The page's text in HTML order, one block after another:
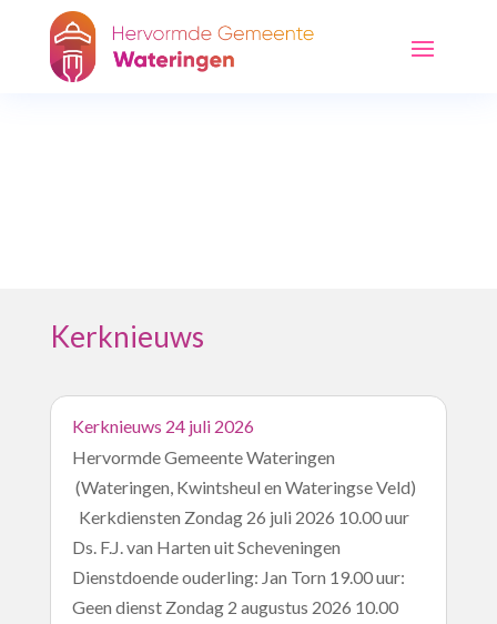
Kerknieuws
Kerknieuws 24 juli 2026
Hervormde Gemeente Wateringen
(Wateringen, Kwintsheul en Wateringse Veld)
Kerkdiensten Zondag 26 juli 2026 10.00 uur
Ds. F.J. van Harten uit Scheveningen
Dienstdoende ouderling: Jan Torn 19.00 uur:
Geen dienst Zondag 2 augustus 2026 10.00